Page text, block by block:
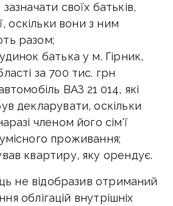
своїх батьків,
оскільки вони з ним
разом;
батька у м. Гірник,
за 700 тис. грн
ВАЗ 21 014, які
декларувати, оскільки
членом його сім'ї
проживання;
квартиру, яку орендує.
не відобразив отриманий
облігацій внутрішніх